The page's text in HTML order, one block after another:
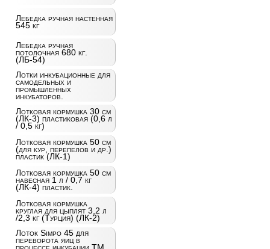
Лебедка ручная настенная
545 кг
Лебедка ручная
потолочная 680 кг.
(ЛБ-54)
Лотки инкубационные для
самодельных и
промышленных
инкубаторов.
Лотковая кормушка 30 см
(ЛК-3) пластиковая (0,6 л
/ 0,5 кг)
Лотковая кормушка 50 см
(для кур, перепелов и др.)
пластик (ЛК-1)
Лотковая кормушка 50 см
навесная 1 л / 0,7 кг
(ЛК-4) пластик.
Лотковая кормушка
круглая для цыплят 3,2 л
/2,3 кг (Турция) (ЛК-2)
Лоток Simpo 45 для
переворота яиц в